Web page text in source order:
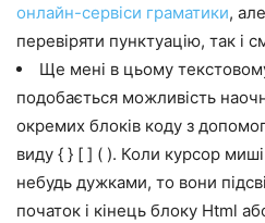
онлайн-сервіси граматики,
перевіряти пунктуацію, так і
Ще мені в цьому
подобається можливість
окремих блоків коду з
виду { } [ ] ( ). Коли курсор
небудь дужками, то вони
початок і кінець блоку Html